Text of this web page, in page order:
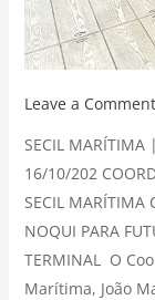
Leave a Comment
SECIL MARÍTIMA
16/10/202
SECIL MARÍTIMA
NOQUI PARA
TERMINAL O
Marítima, João